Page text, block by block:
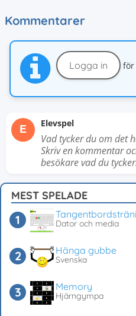
Kommentarer
Logga in för
E Elevspel
Vad tycker du om det
Skriv en kommentar
besökare vad du
MEST SPELADE
Dator och media
Hänga gubbe
Svenska
Memory
Hjärngympa